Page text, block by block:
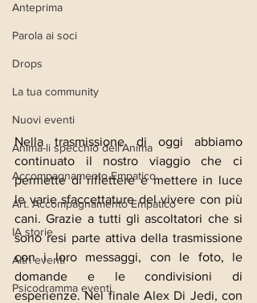
Anteprima
Parola ai soci
Drops
La tua community
Nuovi eventi
Anima-li specchio dell'Anima
Accompagnamento Empatico
Art. Accompagnamento Empatico
IA storie
Altri eventi
Psicodramma eventi
Nella trasmissione di oggi abbiamo
continuato il nostro viaggio che ci
permette di riflettere e mettere in luce
le varie sfaccettature del vivere con più
cani. Grazie a tutti gli ascoltatori che si
sono resi parte attiva della trasmissione
con i loro messaggi, con le foto, le
domande e le condivisioni di
esperienze. Nel finale Alex Di Jedi, con